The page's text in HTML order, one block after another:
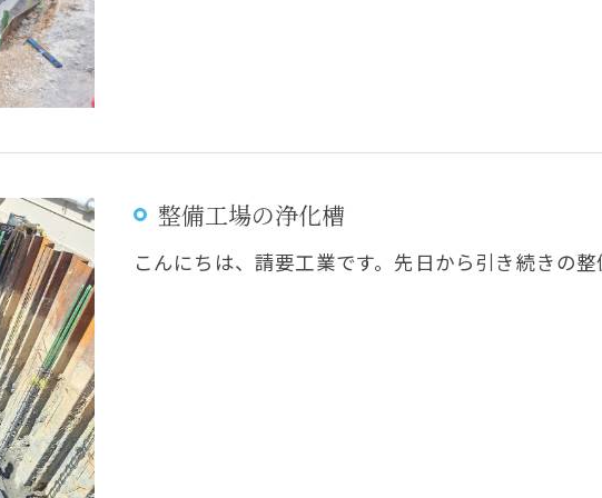
整備工場の浄化槽
こんにちは、請要工業です。先日から引き続きの整